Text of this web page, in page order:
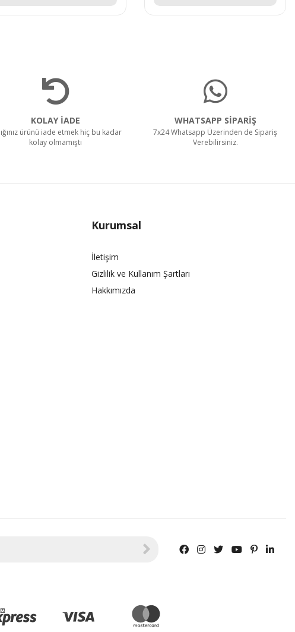
KOLAY İADE
ürünü iade etmek hiç bu kadar
kolay olmamıştı
WHATSAPP SİPARİŞ
7x24 Whatsapp Üzerinden de Sipariş
Verebilirsiniz.
Kurumsal
İletişim
Gizlilik ve Kullanım Şartları
Hakkımızda